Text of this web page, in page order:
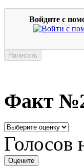
Войдите с
Факт
Голосов